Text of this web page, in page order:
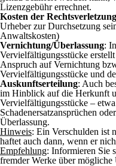
Lizenzgebühr errechnet.
Kosten der Rechtsverletzung
Urheber zur Durchsetzung
Anwaltskosten)
Vernichtung/Überlassung:
Vervielfältigungsstücke
Anspruch auf Vernichtung
Vervielfältigungsstücke und
Auskunftserteilung: Auch
im Hinblick auf die Herkunft
Vervielfältigungsstücke –
Schadenersatzansprüchen
Überlassung.
Hinweis: Ein Verschulden ist
haftet auch dann, wenn er
Empfehlung: Informieren Sie
fremder Werke über mögliche